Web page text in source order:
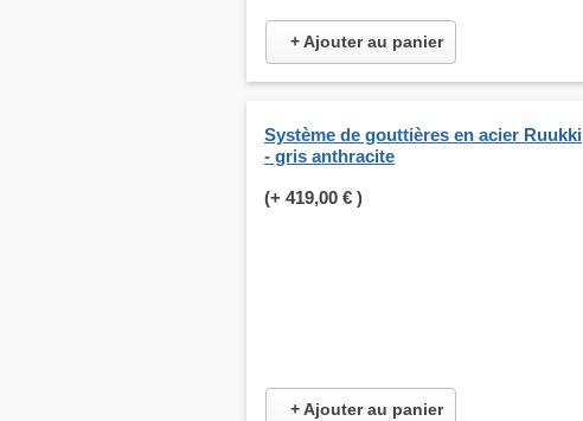
+ Ajouter au panier
Système de gouttières en acier Ruukki
- gris anthracite
(+ 419,00 € )
+ Ajouter au panier